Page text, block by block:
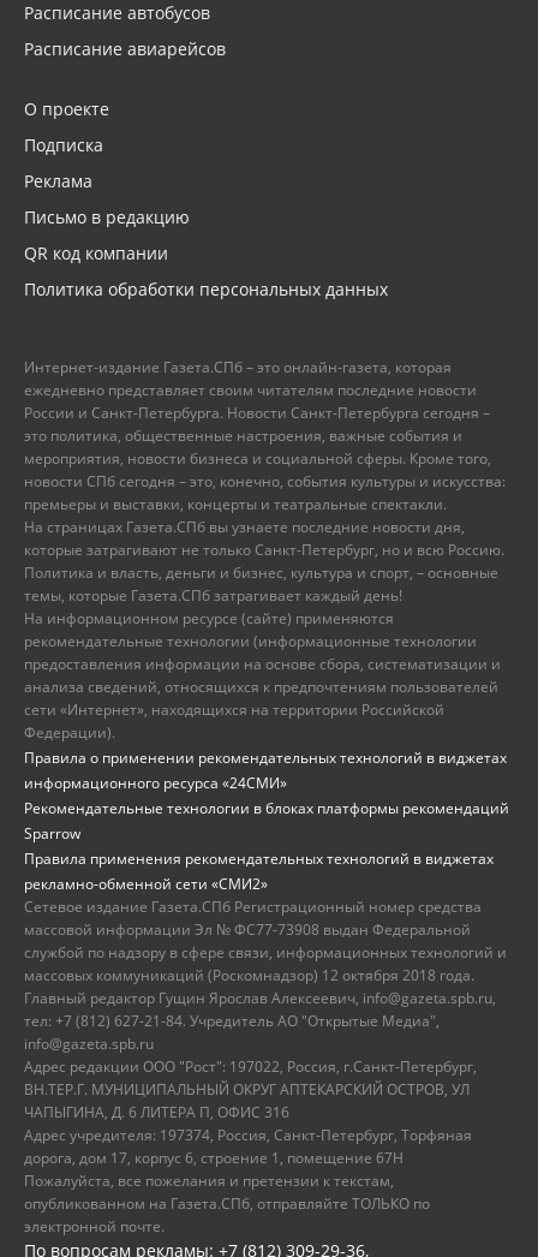
Расписание автобусов
Расписание авиарейсов
О проекте
Подписка
Реклама
Письмо в редакцию
QR код компании
Политика обработки персональных данных
Интернет-издание Газета.СПб – это онлайн-газета, которая
ежедневно представляет своим читателям последние новости
России и Санкт-Петербурга. Новости Санкт-Петербурга сегодня –
это политика, общественные настроения, важные события и
мероприятия, новости бизнеса и социальной сферы. Кроме того,
новости СПб сегодня – это, конечно, события культуры и искусства:
премьеры и выставки, концерты и театральные спектакли.
На страницах Газета.СПб вы узнаете последние новости дня,
которые затрагивают не только Санкт-Петербург, но и всю Россию.
Политика и власть, деньги и бизнес, культура и спорт, – основные
темы, которые Газета.СПб затрагивает каждый день!
На информационном ресурсе (сайте) применяются
рекомендательные технологии (информационные технологии
предоставления информации на основе сбора, систематизации и
анализа сведений, относящихся к предпочтениям пользователей
сети «Интернет», находящихся на территории Российской
Федерации).
Правила о применении рекомендательных технологий в виджетах
информационного ресурса «24СМИ»
Рекомендательные технологии в блоках платформы рекомендаций
Sparrow
Правила применения рекомендательных технологий в виджетах
рекламно-обменной сети «СМИ2»
Сетевое издание Газета.СПб Регистрационный номер средства
массовой информации Эл № ФС77-73908 выдан Федеральной
службой по надзору в сфере связи, информационных технологий и
массовых коммуникаций (Роскомнадзор) 12 октября 2018 года.
Главный редактор Гущин Ярослав Алексеевич, info@gazeta.spb.ru,
тел: +7 (812) 627-21-84. Учредитель АО "Открытые Медиа",
info@gazeta.spb.ru
Адрес редакции ООО "Рост": 197022, Россия, г.Санкт-Петербург,
ВН.ТЕР.Г. МУНИЦИПАЛЬНЫЙ ОКРУГ АПТЕКАРСКИЙ ОСТРОВ, УЛ
ЧАПЫГИНА, Д. 6 ЛИТЕРА П, ОФИС 316
Адрес учредителя: 197374, Россия, Санкт-Петербург, Торфяная
дорога, дом 17, корпус 6, строение 1, помещение 67Н
Пожалуйста, все пожелания и претензии к текстам,
опубликованном на Газета.СПб, отправляйте ТОЛЬКО по
электронной почте.
По вопросам рекламы: +7 (812) 309-29-36,